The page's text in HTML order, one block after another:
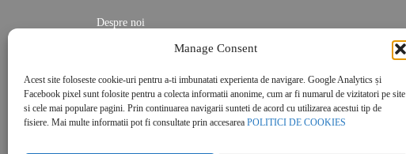
Manage Consent
Acest site foloseste cookie-uri pentru a-ti imbunatati experienta de navigare. Google Analytics și
Facebook pixel sunt folosite pentru a colecta informatii anonime, cum ar fi numarul de vizitatori pe site
si cele mai populare pagini. Prin continuarea navigarii sunteti de acord cu utilizarea acestui tip de
fisiere. Mai multe informatii pot fi consultate prin accesarea POLITICI DE COOKIES
Despre noi
Politica de cookies